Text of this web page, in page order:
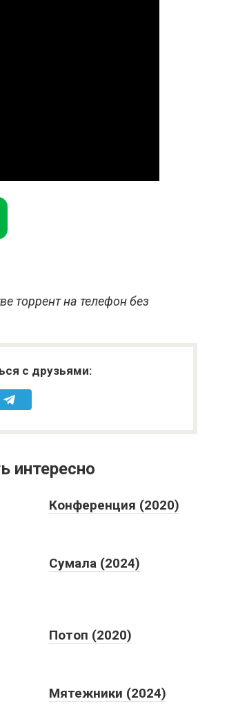
торрент на телефон без
с друзьями:
интересно
Конференция (2020)
Сумала (2024)
Потоп (2020)
Мятежники (2024)